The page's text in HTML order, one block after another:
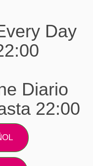
Day
Diario
22:00